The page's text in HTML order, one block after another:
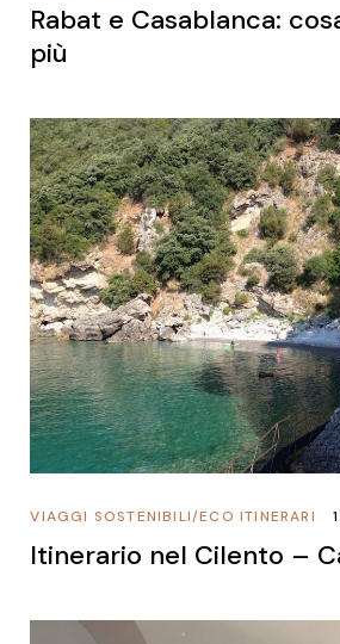
Rabat e Casablanca:
più
ECO ITINERARI
/
VIAGGI SOSTENIBILI
Itinerario nel Cilento –